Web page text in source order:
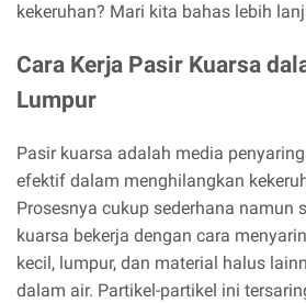
kekeruhan? Mari kita bahas lebih
Cara Kerja Pasir Kuarsa
Lumpur
Pasir kuarsa adalah media
efektif dalam menghilangkan
Prosesnya cukup sederhana namun
kuarsa bekerja dengan cara
kecil, lumpur, dan material halus
dalam air. Partikel-partikel ini